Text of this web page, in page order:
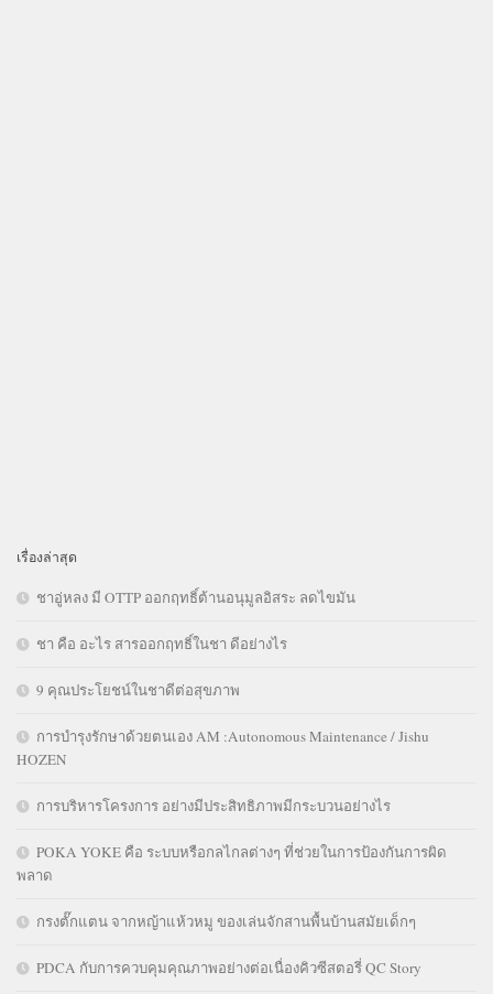
เรื่องล่าสุด
ชาอู่หลง มี OTTP ออกฤทธิ์ต้านอนุมูลอิสระ ลดไขมัน
ชา คือ อะไร สารออกฤทธิ์ในชา ดีอย่างไร
9 คุณประโยชน์ในชาดีต่อสุขภาพ
การบำรุงรักษาด้วยตนเอง AM :Autonomous Maintenance / Jishu
HOZEN
การบริหารโครงการ อย่างมีประสิทธิภาพมีกระบวนอย่างไร
POKA YOKE คือ ระบบหรือกลไกลต่างๆ ที่ช่วยในการป้องกันการผิด
พลาด
กรงตั๊กแตน จากหญ้าแห้วหมู ของเล่นจักสานพื้นบ้านสมัยเด็กๆ
PDCA กับการควบคุมคุณภาพอย่างต่อเนื่องคิวซีสตอรี่ QC Story